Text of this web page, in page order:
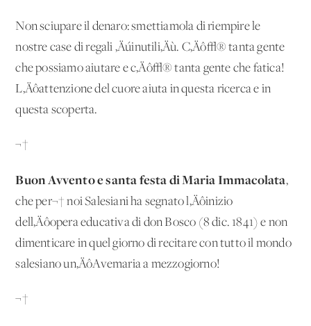
Non sciupare il denaro: smettiamola di riempire le
nostre case di regali ‚Äúinutili‚Äù. C‚Äô√® tanta gente
che possiamo aiutare e c‚Äô√® tanta gente che fatica!
L‚Äôattenzione del cuore aiuta in questa ricerca e in
questa scoperta.
¬†
Buon Avvento e santa festa di Maria Immacolata,
che per¬† noi Salesiani ha segnato l‚Äôinizio
dell‚Äôopera educativa di don Bosco (8 dic. 1841) e non
dimenticare in quel giorno di recitare con tutto il mondo
salesiano un‚ÄôAvemaria a mezzogiorno!
¬†